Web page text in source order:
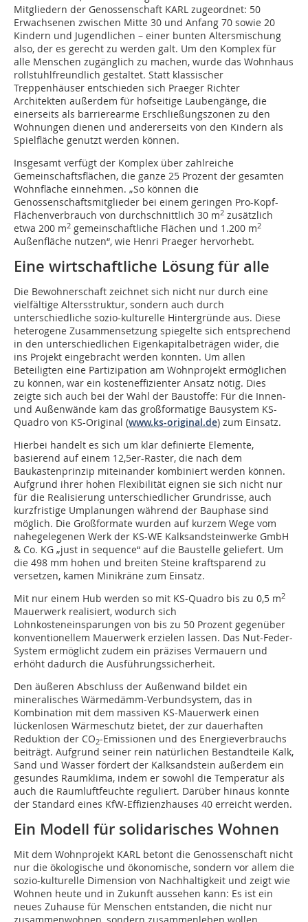
Mitgliedern der Genossenschaft KARL zugeordnet: 50
Erwachsenen zwischen Mitte 30 und Anfang 70 sowie 20
Kindern und Jugendlichen – einer bunten Altersmischung
also, der es gerecht zu werden galt. Um den Komplex für
alle Menschen zugänglich zu machen, wurde das Wohnhaus
rollstuhlfreundlich gestaltet. Statt klassischer
Treppenhäuser entschieden sich Praeger Richter
Architekten außerdem für hofseitige Laubengänge, die
einerseits als barrierearme Erschließungszonen zu den
Wohnungen dienen und andererseits von den Kindern als
Spielfläche genutzt werden können.
Insgesamt verfügt der Komplex über zahlreiche
Gemeinschaftsflächen, die ganze 25 Prozent der gesamten
Wohnfläche einnehmen. „So können die
Genossenschaftsmitglieder bei einem geringen Pro-Kopf-
Flächenverbrauch von durchschnittlich 30 m2 zusätzlich
etwa 200 m2 gemeinschaftliche Flächen und 1.200 m2
Außenfläche nutzen“, wie Henri Praeger hervorhebt.
Eine wirtschaftliche Lösung für alle
Die Bewohnerschaft zeichnet sich nicht nur durch eine
vielfältige Altersstruktur, sondern auch durch
unterschiedliche sozio-kulturelle Hintergründe aus. Diese
heterogene Zusammensetzung spiegelte sich entsprechend
in den unterschiedlichen Eigenkapitalbeträgen wider, die
ins Projekt eingebracht werden konnten. Um allen
Beteiligten eine Partizipation am Wohnprojekt ermöglichen
zu können, war ein kosteneffizienter Ansatz nötig. Dies
zeigte sich auch bei der Wahl der Baustoffe: Für die Innen-
und Außenwände kam das großformatige Bausystem KS-
Quadro von KS-Original (www.ks-original.de) zum Einsatz.
Hierbei handelt es sich um klar definierte Elemente,
basierend auf einem 12,5er-Raster, die nach dem
Baukastenprinzip miteinander kombiniert werden können.
Aufgrund ihrer hohen Flexibilität eignen sie sich nicht nur
für die Realisierung unterschiedlicher Grundrisse, auch
kurzfristige Umplanungen während der Bauphase sind
möglich. Die Großformate wurden auf kurzem Wege vom
nahegelegenen Werk der KS-WE Kalksandsteinwerke GmbH
& Co. KG „just in sequence“ auf die Baustelle geliefert. Um
die 498 mm hohen und breiten Steine kraftsparend zu
versetzen, kamen Minikräne zum Einsatz.
Mit nur einem Hub werden so mit KS-Quadro bis zu 0,5 m2
Mauerwerk realisiert, wodurch sich
Lohnkosteneinsparungen von bis zu 50 Prozent gegenüber
konventionellem Mauerwerk erzielen lassen. Das Nut-Feder-
System ermöglicht zudem ein präzises Vermauern und
erhöht dadurch die Ausführungssicherheit.
Den äußeren Abschluss der Außenwand bildet ein
mineralisches Wärmedämm-Verbundsystem, das in
Kombination mit dem massiven KS-Mauerwerk einen
lückenlosen Wärmeschutz bietet, der zur dauerhaften
Reduktion der CO2-Emissionen und des Energieverbrauchs
beiträgt. Aufgrund seiner rein natürlichen Bestandteile Kalk,
Sand und Wasser fördert der Kalksandstein außerdem ein
gesundes Raumklima, indem er sowohl die Temperatur als
auch die Raumluftfeuchte reguliert. Darüber hinaus konnte
der Standard eines KfW-Effizienzhauses 40 erreicht werden.
Ein Modell für solidarisches Wohnen
Mit dem Wohnprojekt KARL betont die Genossenschaft nicht
nur die ökologische und ökonomische, sondern vor allem die
sozio-kulturelle Dimension von Nachhaltigkeit und zeigt wie
Wohnen heute und in Zukunft aussehen kann: Es ist ein
neues Zuhause für Menschen entstanden, die nicht nur